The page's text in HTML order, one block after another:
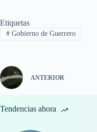
Etiquetas
#Gobierno de Guerrero
ANTERIOR
Tendencias ahora